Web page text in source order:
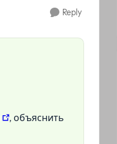
Reply
, объяснить